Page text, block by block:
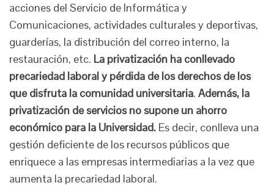
acciones del Servicio de Informática y
Comunicaciones, actividades culturales y deportivas,
guarderías, la distribución del correo interno, la
restauración, etc. La privatización ha conllevado
precariedad laboral y pérdida de los derechos de los
que disfruta la comunidad universitaria. Además, la
privatización de servicios no supone un ahorro
económico para la Universidad. Es decir, conlleva una
gestión deficiente de los recursos públicos que
enriquece a las empresas intermediarias a la vez que
aumenta la precariedad laboral.